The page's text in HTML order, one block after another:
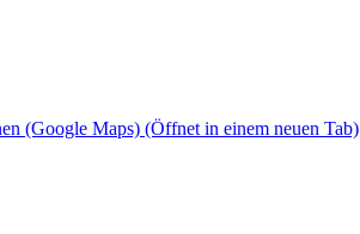
(Google Maps) (Öffnet in einem neuen Tab)